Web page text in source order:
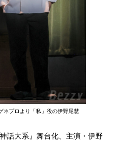
ネプロより「私」役の伊野尾慧
話大系』舞台化、主演・伊野